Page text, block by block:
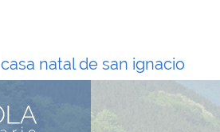
casa natal de san ignacio